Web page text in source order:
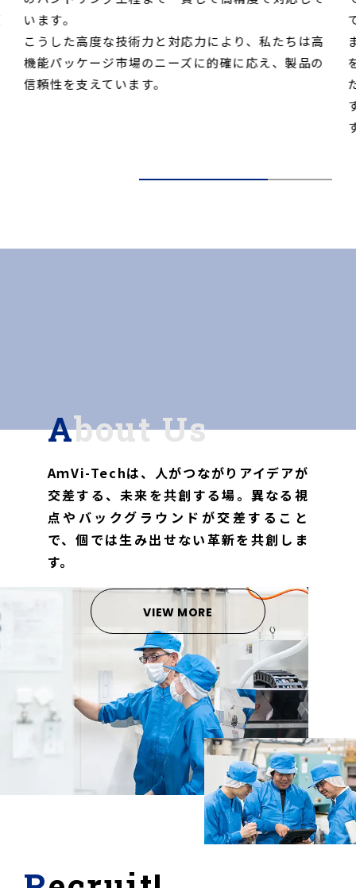
います。
こうした高度な技術力と対応力により、私たちは高
機能パッケージ市場のニーズに的確に応え、製品の
信頼性を支えています。
About Us
AｍVi-Techは、人がつながりアイデアが
交差する、未来を共創する場。異なる視
点やバックグラウンドが交差すること
で、個では生み出せない革新を共創しま
す。
VIEW MORE